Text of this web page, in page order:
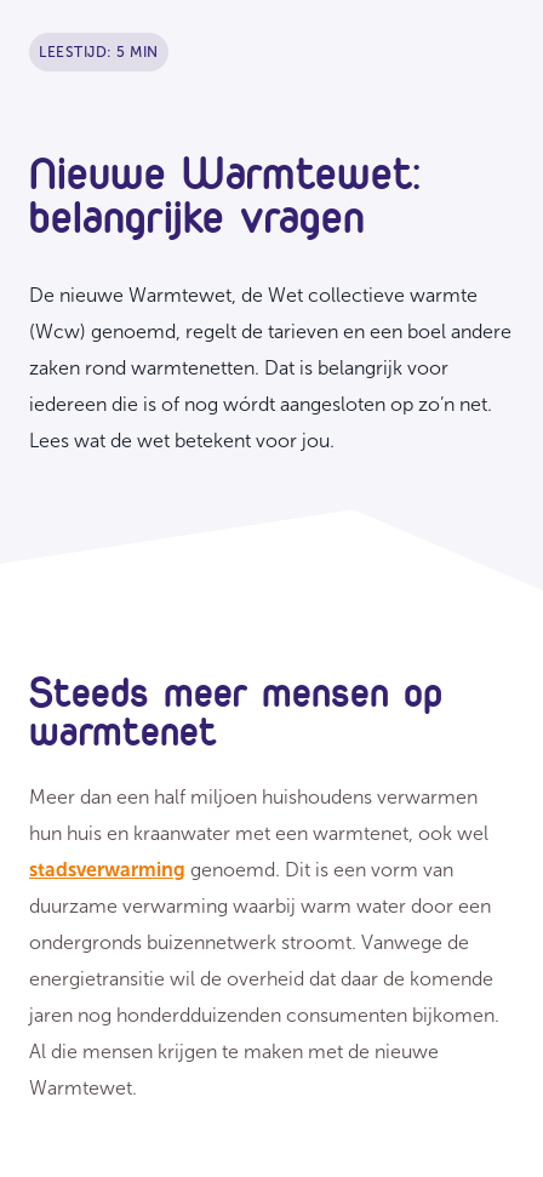
LEESTIJD: 5 MIN
Nieuwe Warmtewet:
belangrijke vragen
De nieuwe Warmtewet, de Wet collectieve warmte
(Wcw) genoemd, regelt de tarieven en een boel andere
zaken rond warmtenetten. Dat is belangrijk voor
iedereen die is of nog wórdt aangesloten op zo’n net.
Lees wat de wet betekent voor jou.
Steeds meer mensen op
warmtenet
Meer dan een half miljoen huishoudens verwarmen
hun huis en kraanwater met een warmtenet, ook wel
stadsverwarming genoemd. Dit is een vorm van
duurzame verwarming waarbij warm water door een
ondergronds buizennetwerk stroomt. Vanwege de
energietransitie wil de overheid dat daar de komende
jaren nog honderdduizenden consumenten bijkomen.
Al die mensen krijgen te maken met de nieuwe
Warmtewet.